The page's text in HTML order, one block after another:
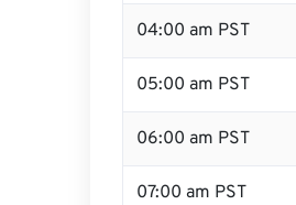
04:00 am PST
05:00 am PST
06:00 am PST
07:00 am PST